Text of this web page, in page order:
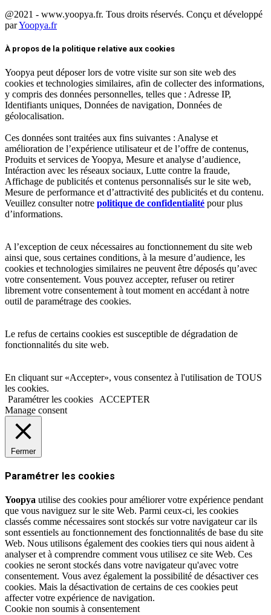
@2021 - www.yoopya.fr. Tous droits réservés. Conçu et développé
parYoopya.fr
À propos de la politique relative aux cookies
Yoopya peut déposer lors de votre visite sur son site web des
cookies et technologies similaires, afin de collecter des informations,
y compris des données personnelles, telles que : Adresse IP,
Identifiants uniques, Données de navigation, Données de
géolocalisation.
Ces données sont traitées aux fins suivantes : Analyse et
amélioration de l’expérience utilisateur et de l’offre de contenus,
Produits et services de Yoopya, Mesure et analyse d’audience,
Intéraction avec les réseaux sociaux, Lutte contre la fraude,
Affichage de publicités et contenus personnalisés sur le site web,
Mesure de performance et d’attractivité des publicités et du contenu.
Veuillez consulter notre politique de confidentialité pour plus
d’informations.
A l’exception de ceux nécessaires au fonctionnement du site web
ainsi que, sous certaines conditions, à la mesure d’audience, les
cookies et technologies similaires ne peuvent être déposés qu’avec
votre consentement. Vous pouvez accepter, refuser ou retirer
librement votre consentement à tout moment en accédant à notre
outil de paramétrage des cookies.
Le refus de certains cookies est susceptible de dégradation de
fonctionnalités du site web.
En cliquant sur «Accepter», vous consentez à l'utilisation de TOUS
les cookies.
Paramétrer les cookies
ACCEPTER
Manage consent
Fermer
Paramétrer les cookies
Yoopya utilise des cookies pour améliorer votre expérience pendant
que vous naviguez sur le site Web. Parmi ceux-ci, les cookies
classés comme nécessaires sont stockés sur votre navigateur car ils
sont essentiels au fonctionnement des fonctionnalités de base du site
Web. Nous utilisons également des cookies tiers qui nous aident à
analyser et à comprendre comment vous utilisez ce site Web. Ces
cookies ne seront stockés dans votre navigateur qu'avec votre
consentement. Vous avez également la possibilité de désactiver ces
cookies. Mais la désactivation de certains de ces cookies peut
affecter votre expérience de navigation.
Cookie non soumis à consentement